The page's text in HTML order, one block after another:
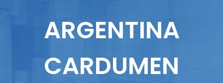
Reportajes
Columnistas
ARGENTINA
CARDUMEN